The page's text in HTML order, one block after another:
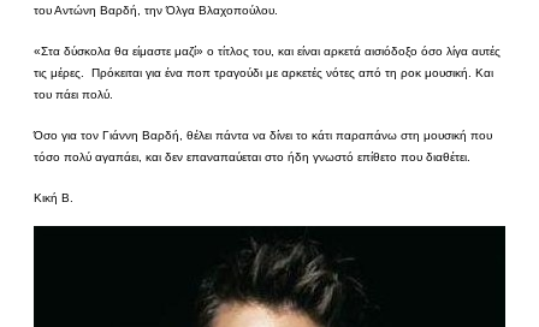
του Αντώνη Βαρδή, την Όλγα Βλαχοπούλου.
«Στα δύσκολα θα είμαστε μαζί» ο τίτλος του, και είναι αρκετά αισιόδοξο όσο λίγα αυτές
τις μέρες. Πρόκειται για ένα ποπ τραγούδι με αρκετές νότες από τη ροκ μουσική. Και
του πάει πολύ.
Όσο για τον Γιάννη Βαρδή, θέλει πάντα να δίνει το κάτι παραπάνω στη μουσική που
τόσο πολύ αγαπάει, και δεν επαναπαύεται στο ήδη γνωστό επίθετο που διαθέτει.
Κική Β.